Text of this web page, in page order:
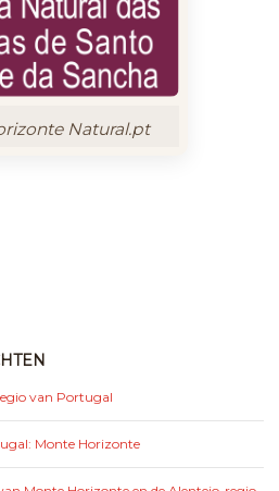
Natural.pt
van Portugal
Monte Horizonte